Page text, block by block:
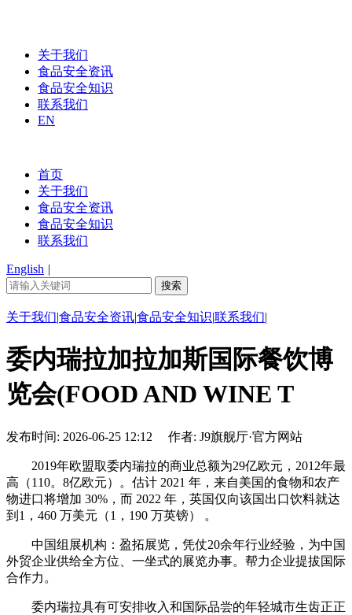
关于我们
食品安全资讯
食品安全知识
联系我们
EN
首页
关于我们
食品安全资讯
食品安全知识
联系我们
English |
关于我们|食品安全资讯|食品安全知识|联系我们|
委内瑞拉加拉加斯国际餐饮博
览会(FOOD AND WINE T
发布时间: 2026-06-25 12:12 作者: J9旗舰厅·官方网站
2019年欧盟取委内瑞拉的商业总额为29亿欧元，2012年最
高（110。8亿欧元）。估计 2021 年，来自美国的食物和农产
物进口将增加 30%，而 2022 年，英国仅向该国出口饮料就达
到1，460 万美元（1，190 万英镑） 。
中国组展机构：盈拓展览，凭仗20余年行业经验，为中国
外贸企业供给全方位、一坐式的展览办事。帮力企业提拔国际
合作力。
委内瑞拉具有可安排收入和国际品尝的年轻城市生齿正正